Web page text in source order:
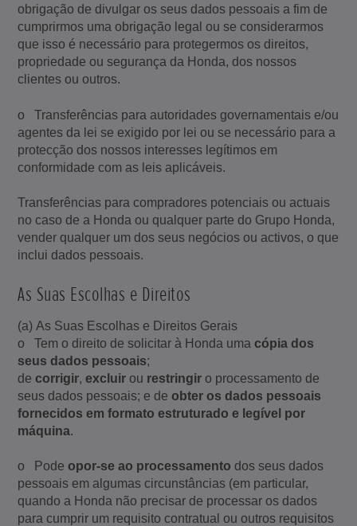
obrigação de divulgar os seus dados pessoais a fim de
cumprirmos uma obrigação legal ou se considerarmos
que isso é necessário para protegermos os direitos,
propriedade ou segurança da Honda, dos nossos
clientes ou outros.
o Transferências para autoridades governamentais e/ou
agentes da lei se exigido por lei ou se necessário para a
protecção dos nossos interesses legítimos em
conformidade com as leis aplicáveis.
Transferências para compradores potenciais ou actuais
no caso de a Honda ou qualquer parte do Grupo Honda,
vender qualquer um dos seus negócios ou activos, o que
inclui dados pessoais.
As Suas Escolhas e Direitos
(a) As Suas Escolhas e Direitos Gerais
o Tem o direito de solicitar à Honda umacópia dos
seus dados pessoais;
decorrigir,excluir ou restringir o processamento de
seus dados pessoais; e deobter os dados pessoais
fornecidos em formato estruturado e legível por
máquina.
o Podeopor-se ao processamento dos seus dados
pessoais em algumas circunstâncias (em particular,
quando a Honda não precisar de processar os dados
para cumprir um requisito contratual ou outros requisitos